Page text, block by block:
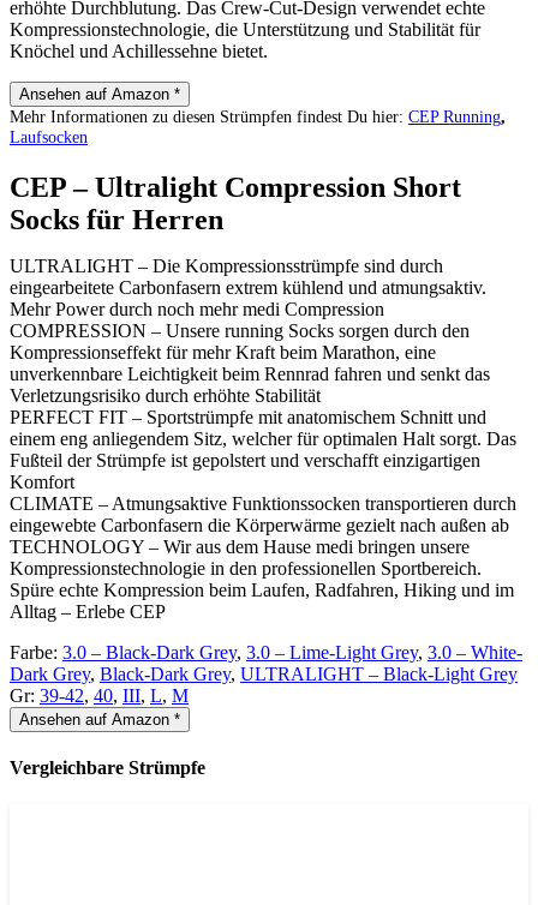
erhöhte Durchblutung. Das Crew-Cut-Design verwendet echte
Kompressionstechnologie, die Unterstützung und Stabilität für
Knöchel und Achillessehne bietet.
Ansehen auf Amazon *
Mehr Informationen zu diesen Strümpfen findest Du hier: CEP Running,
Laufsocken
CEP – Ultralight Compression Short
Socks für Herren
ULTRALIGHT – Die Kompressionsstrümpfe sind durch
eingearbeitete Carbonfasern extrem kühlend und atmungsaktiv.
Mehr Power durch noch mehr medi Compression
COMPRESSION – Unsere running Socks sorgen durch den
Kompressionseffekt für mehr Kraft beim Marathon, eine
unverkennbare Leichtigkeit beim Rennrad fahren und senkt das
Verletzungsrisiko durch erhöhte Stabilität
PERFECT FIT – Sportstrümpfe mit anatomischem Schnitt und
einem eng anliegendem Sitz, welcher für optimalen Halt sorgt. Das
Fußteil der Strümpfe ist gepolstert und verschafft einzigartigen
Komfort
CLIMATE – Atmungsaktive Funktionssocken transportieren durch
eingewebte Carbonfasern die Körperwärme gezielt nach außen ab
TECHNOLOGY – Wir aus dem Hause medi bringen unsere
Kompressionstechnologie in den professionellen Sportbereich.
Spüre echte Kompression beim Laufen, Radfahren, Hiking und im
Alltag – Erlebe CEP
Farbe: 3.0 – Black-Dark Grey, 3.0 – Lime-Light Grey, 3.0 – White-
Dark Grey, Black-Dark Grey, ULTRALIGHT – Black-Light Grey
Gr: 39-42, 40, III, L, M
Ansehen auf Amazon *
Vergleichbare Strümpfe